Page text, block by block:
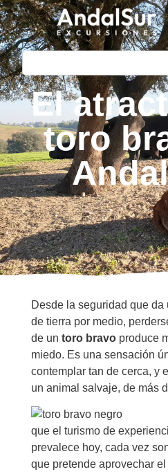
El
toro
Desde la seguridad que da
de tierra por medio,
de un toro bravoproduce
miedo. Es una sensación
contemplar tan de cerca, y
un animal salvaje, de más
que el turismo de
prevalece hoy, cada vez
que pretende aprovechar